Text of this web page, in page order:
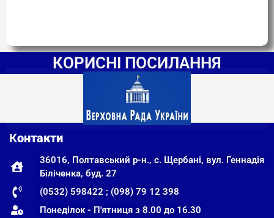
КОРИСНІ ПОСИЛАННЯ
Контакти
36016, Полтавський р-н., с. Щербані, вул. Геннадія
Біліченка, буд. 27
(0532) 598422 ; (098) 79 12 398
Понеділок - П'ятниця з 8.00 до 16.30